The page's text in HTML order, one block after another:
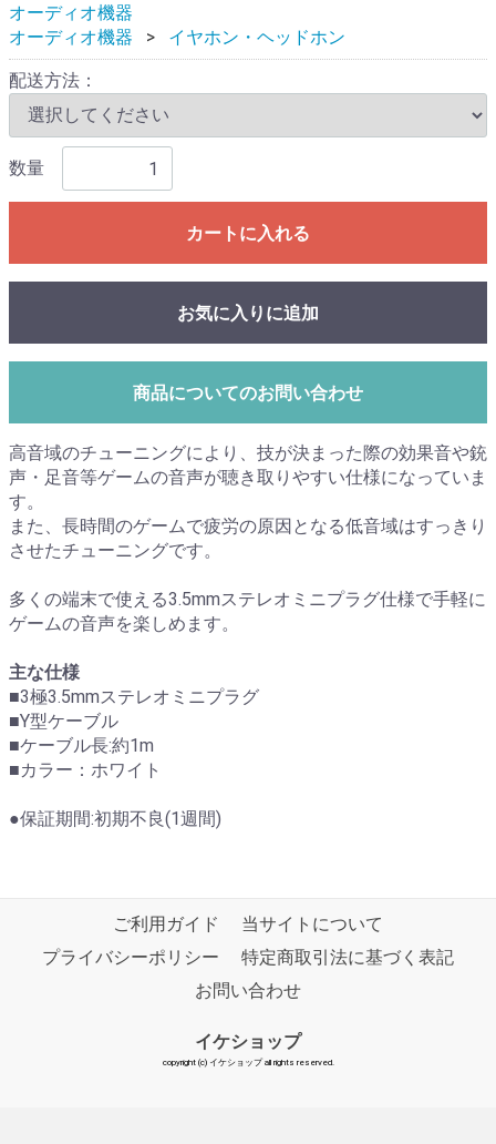
オーディオ機器
オーディオ機器
イヤホン・ヘッドホン
配送方法：
数量
カートに入れる
お気に入りに追加
商品についてのお問い合わせ
高音域のチューニングにより、技が決まった際の効果音や銃
声・足音等ゲームの音声が聴き取りやすい仕様になっていま
す。
また、長時間のゲームで疲労の原因となる低音域はすっきり
させたチューニングです。
多くの端末で使える3.5mmステレオミニプラグ仕様で手軽に
ゲームの音声を楽しめます。
主な仕様
■3極3.5mmステレオミニプラグ
■Y型ケーブル
■ケーブル長:約1m
■カラー：ホワイト
●保証期間:初期不良(1週間)
ご利用ガイド
当サイトについて
プライバシーポリシー
特定商取引法に基づく表記
お問い合わせ
イケショップ
copyright (c) イケショップ all rights reserved.